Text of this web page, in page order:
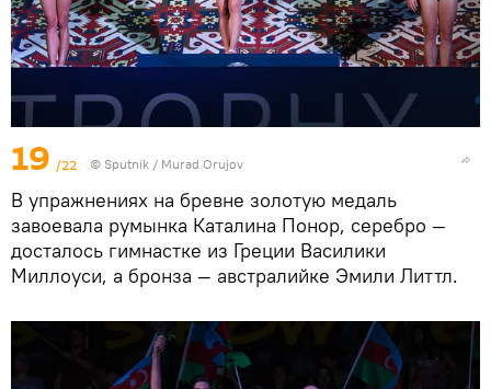
19 /22 © Sputnik / Murad Orujov
В упражнениях на бревне золотую медаль
завоевала румынка Каталина Понор, серебро —
досталось гимнастке из Греции Василики
Миллоуси, а бронза — австралийке Эмили Литтл.